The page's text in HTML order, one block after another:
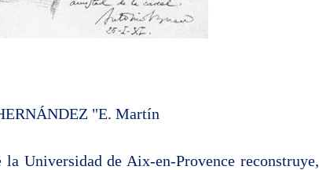
"E. Martín
Universidad de Aix-en-Provence reconstruye,